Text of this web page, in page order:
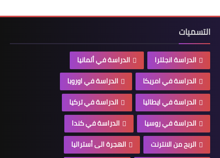
التسميات
الدراسة انجلترا
الدراسة في ألمانيا
الدراسة في امريكا
الدراسة في اوروبا
الدراسة في ايطاليا
الدراسة في تركيا
الدراسة في روسيا
الدراسة في كندا
الربح من الانترنت
الهجرة الى أستراليا